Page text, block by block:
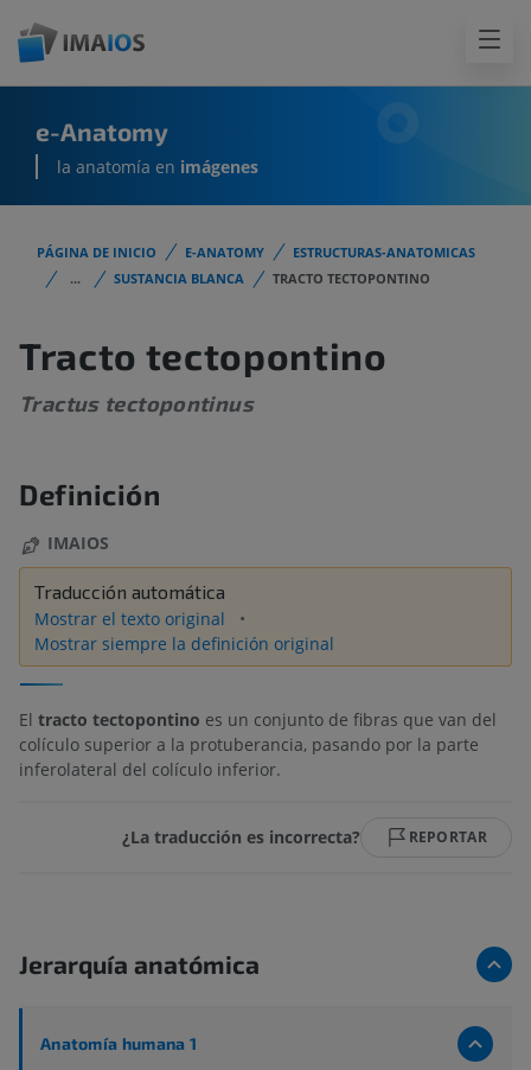
e-Anatomy
la anatomía en imágenes
PÁGINA DE INICIO E-ANATOMY
ESTRUCTURAS-ANATOMICAS
...
SUSTANCIA BLANCA TRACTO TECTOPONTINO
Tracto tectopontino
Tractus tectopontinus
Definición
IMAIOS
Traducción automática
Mostrar el texto original
Mostrar siempre la definición original
El tracto tectopontino es un conjunto de fibras que van del
colículo superior a la protuberancia, pasando por la parte
inferolateral del colículo inferior.
¿La traducción es incorrecta? REPORTAR
Jerarquía anatómica
Anatomía humana 1